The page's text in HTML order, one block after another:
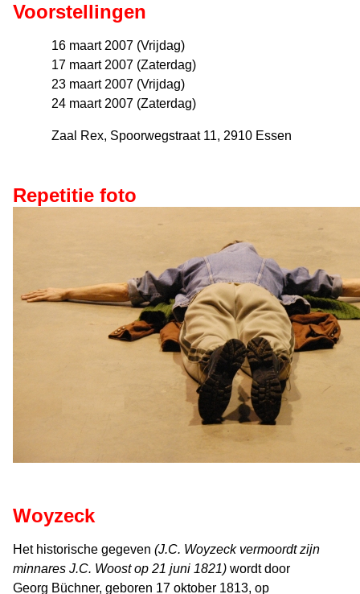
Voorstellingen
16 maart 2007 (Vrijdag)
17 maart 2007 (Zaterdag)
23 maart 2007 (Vrijdag)
24 maart 2007 (Zaterdag)
Zaal Rex, Spoorwegstraat 11, 2910 Essen
Repetitie foto
Woyzeck
Het historische gegeven (J.C. Woyzeck vermoordt zijn
minnares J.C. Woost op 21 juni 1821) wordt door
Georg Büchner, geboren 17 oktober 1813, op